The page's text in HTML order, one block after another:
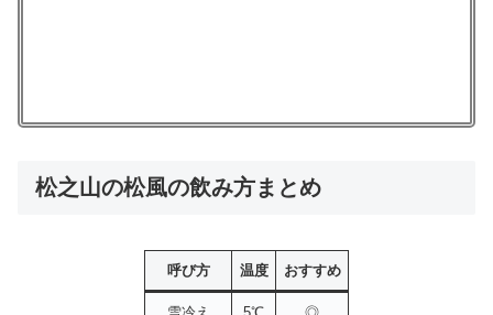
松之山の松風の飲み方まとめ
呼び方 温度 おすすめ